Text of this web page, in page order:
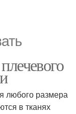
любого размера
в тканях